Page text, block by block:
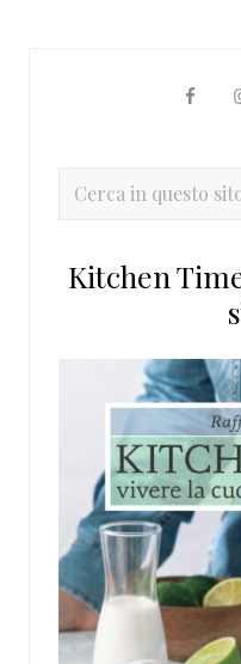
primaria
Cerca
sito
Kitchen